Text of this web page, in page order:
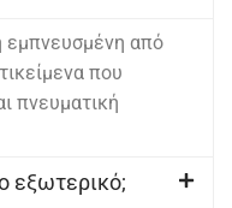
εμπνευσμένη από
που
πνευματική
εξωτερικό;